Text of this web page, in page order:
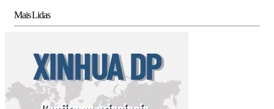
Mais Lidas